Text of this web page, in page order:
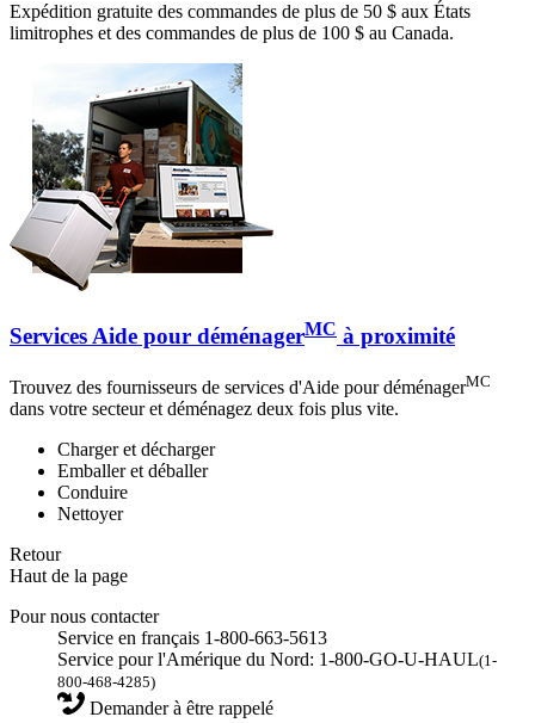
Expédition gratuite des commandes de plus de 50 $ aux États
limitrophes et des commandes de plus de 100 $ au Canada.
Services Aide pour déménagerMC à proximité
Trouvez des fournisseurs de services d'Aide pour déménagerMC
dans votre secteur et déménagez deux fois plus vite.
Charger et décharger
Emballer et déballer
Conduire
Nettoyer
Retour
Haut de la page
Pour nous contacter
Service en français 1-800-663-5613
Service pour l'Amérique du Nord: 1-800-GO-U-HAUL(1-
800-468-4285)
Demander à être rappelé